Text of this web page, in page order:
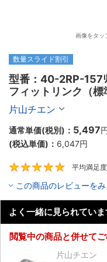
画像をタッ
数量スライド割引
型番：40-2RP-157
フィットリンク（
片山チエン
通常単価(税別)： 5,497
(税込単価)： 6,047円
平均満足度
この商品のレビューをみ
よく一緒に見られてい
閲覧中の商品と併せて
片山チエン